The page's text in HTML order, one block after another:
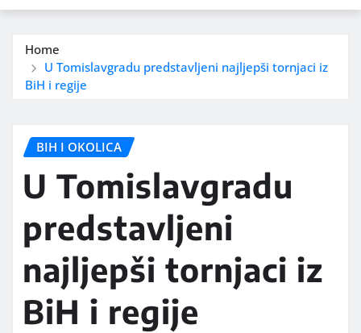
Home
U Tomislavgradu predstavljeni najljepši tornjaci iz
BiH i regije
BIH I OKOLICA
U Tomislavgradu
predstavljeni
najljepši tornjaci iz
BiH i regije